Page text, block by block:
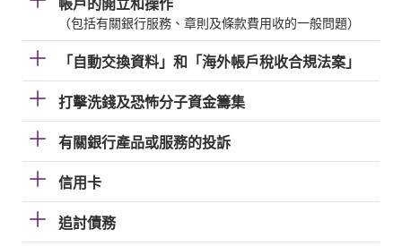
帳戶的開立和操作
（包括有關銀行服務、章則及條款費用收的一般問題）
「自動交換資料」和「海外帳戶稅收合規法案」
打擊洗錢及恐怖分子資金籌集
有關銀行產品或服務的投訴
信用卡
追討債務